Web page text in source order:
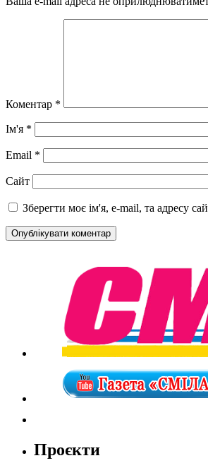
Коментар *
Ім'я *
Email *
Сайт
Зберегти моє ім'я, e-mail, та адресу
Проєкти